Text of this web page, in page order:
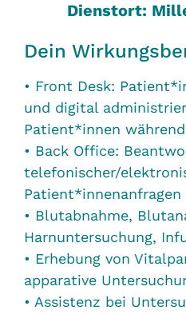
Dienstort:
Dein
• Front Desk:
und digital
Patient*innen
• Back Office:
telefonischer/
Patient*innenanfragen
• Blutabnahme,
Harnuntersuchung,
• Erhebung von
apparative
• Assistenz bei